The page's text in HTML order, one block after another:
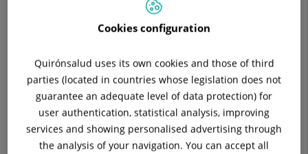
28223 Pozuelo de Alarcón Madrid
Olympia Centro Médico Pozuelo
Avenida de Europa, 26 (Edificio Ática 1)
28224 Pozuelo de Alarcón Madrid
Cookies configuration
Quirónsalud uses its own cookies and those of third
parties (located in countries whose legislation does not
guarantee an adequate level of data protection) for
user authentication, statistical analysis, improving
services and showing personalised advertising through
the analysis of your navigation. You can accept all